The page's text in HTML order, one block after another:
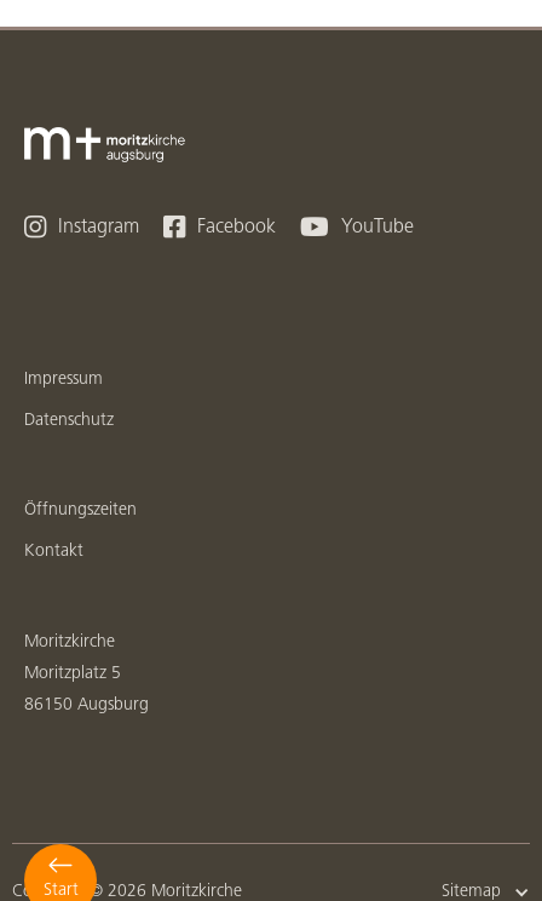
Start
 Instagram  Facebook  YouTube
Impressum
Datenschutz
Öffnungszeiten
Kontakt
Moritzkirche
Moritzplatz 5
86150 Augsburg
Copyright © 2026 Moritzkirche Sitemap